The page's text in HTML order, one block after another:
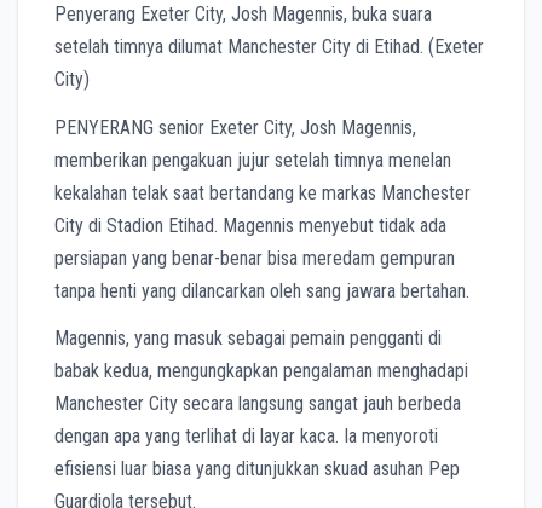
Penyerang Exeter City, Josh Magennis, buka suara
setelah timnya dilumat Manchester City di Etihad. (Exeter
City)
PENYERANG senior Exeter City, Josh Magennis,
memberikan pengakuan jujur setelah timnya menelan
kekalahan telak saat bertandang ke markas Manchester
City di Stadion Etihad. Magennis menyebut tidak ada
persiapan yang benar-benar bisa meredam gempuran
tanpa henti yang dilancarkan oleh sang jawara bertahan.
Magennis, yang masuk sebagai pemain pengganti di
babak kedua, mengungkapkan pengalaman menghadapi
Manchester City secara langsung sangat jauh berbeda
dengan apa yang terlihat di layar kaca. Ia menyoroti
efisiensi luar biasa yang ditunjukkan skuad asuhan Pep
Guardiola tersebut.